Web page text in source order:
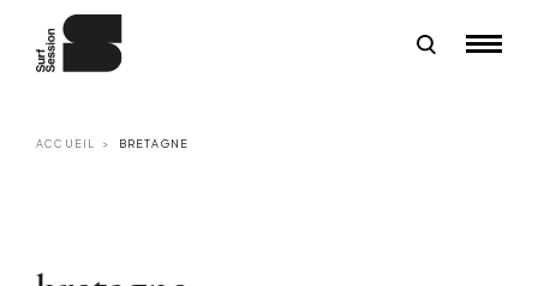
ACCUEIL BRETAGNE